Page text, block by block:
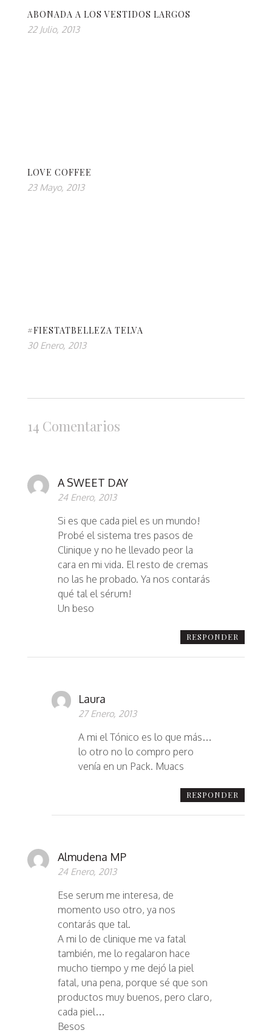
ABONADA A LOS VESTIDOS LARGOS
22 Julio, 2013
LOVE COFFEE
23 Mayo, 2013
#FIESTATBELLEZA TELVA
30 Enero, 2013
14 Comentarios
A SWEET DAY
24 Enero, 2013
Si es que cada piel es un mundo!
Probé el sistema tres pasos de
Clinique y no he llevado peor la
cara en mi vida. El resto de cremas
no las he probado. Ya nos contarás
qué tal el sérum!
Un beso
RESPONDER
Laura
27 Enero, 2013
A mi el Tónico es lo que más…
lo otro no lo compro pero
venía en un Pack. Muacs
RESPONDER
Almudena MP
24 Enero, 2013
Ese serum me interesa, de
momento uso otro, ya nos
contarás que tal.
A mi lo de clinique me va fatal
también, me lo regalaron hace
mucho tiempo y me dejó la piel
fatal, una pena, porque sé que son
productos muy buenos, pero claro,
cada piel…
Besos